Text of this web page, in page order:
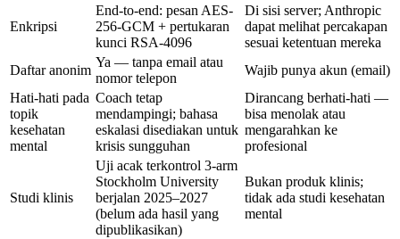
Enkripsi
End-to-end: pesan AES-
256-GCM + pertukaran
kunci RSA-4096
Di sisi server; Anthropic
dapat melihat percakapan
sesuai ketentuan mereka
Daftar anonim
Ya — tanpa email atau
nomor telepon
Wajib punya akun (email)
Hati-hati pada
topik
kesehatan
mental
Coach tetap
mendampingi; bahasa
eskalasi disediakan untuk
krisis sungguhan
Dirancang berhati-hati —
bisa menolak atau
mengarahkan ke
profesional
Studi klinis
Uji acak terkontrol 3-arm
Stockholm University
berjalan 2025–2027
(belum ada hasil yang
dipublikasikan)
Bukan produk klinis;
tidak ada studi kesehatan
mental